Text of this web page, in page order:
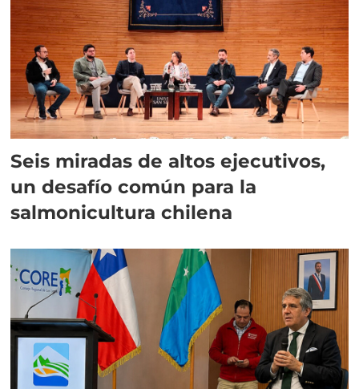
Seis miradas de altos ejecutivos,
un desafío común para la
salmonicultura chilena